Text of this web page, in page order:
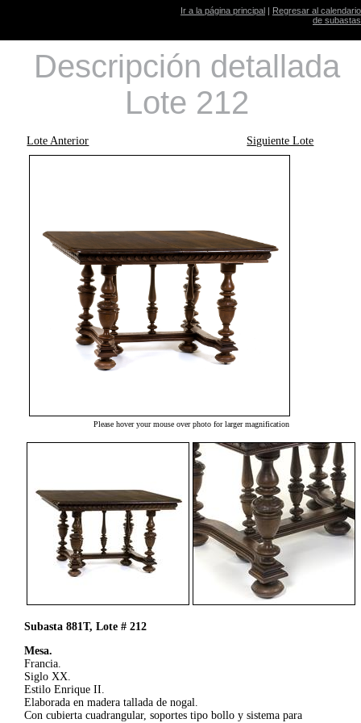
Ir a la página principal | Regresar al calendario
de subastas
Descripción detallada
Lote 212
Lote Anterior Siguiente Lote
Please hover your mouse over photo for larger magnification
Subasta 881T, Lote # 212
Mesa.
Francia.
Siglo XX.
Estilo Enrique II.
Elaborada en madera tallada de nogal.
Con cubierta cuadrangular, soportes tipo bollo y sistema para